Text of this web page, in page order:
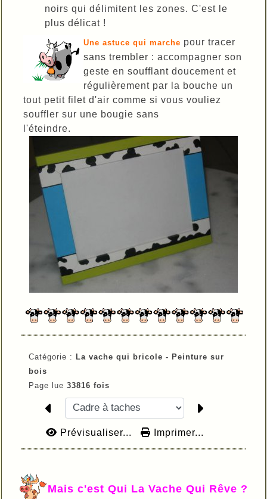
noirs qui délimitent les zones. C'est le
plus délicat !
Une astuce qui marche pour tracer
sans trembler : accompagner son
geste en soufflant doucement et
régulièrement par la bouche un
tout petit filet d'air comme si vous vouliez
souffler sur une bougie sans
l'éteindre.
Catégorie : La vache qui bricole - Peinture sur
bois
Page lue 33816 fois
Prévisualiser... Imprimer...
Mais c'est Qui La Vache Qui Rêve ?